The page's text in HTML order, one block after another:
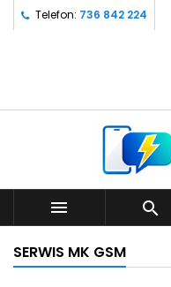
Telefon: 736 842 224
 
SERWIS MK GSM